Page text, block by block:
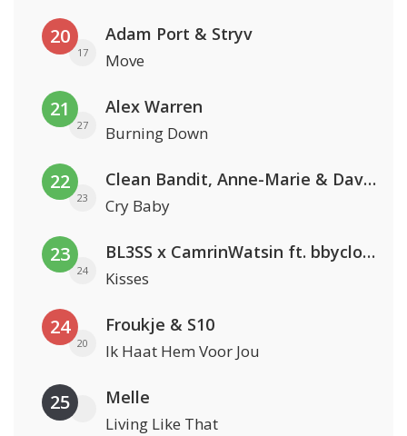
20
17
Adam Port & Stryv
Move
21
27
Alex Warren
Burning Down
22
23
Clean Bandit, Anne-Marie & David Guetta
Cry Baby
23
24
BL3SS x CamrinWatsin ft. bbyclose
Kisses
24
20
Froukje & S10
Ik Haat Hem Voor Jou
25 Melle
Living Like That